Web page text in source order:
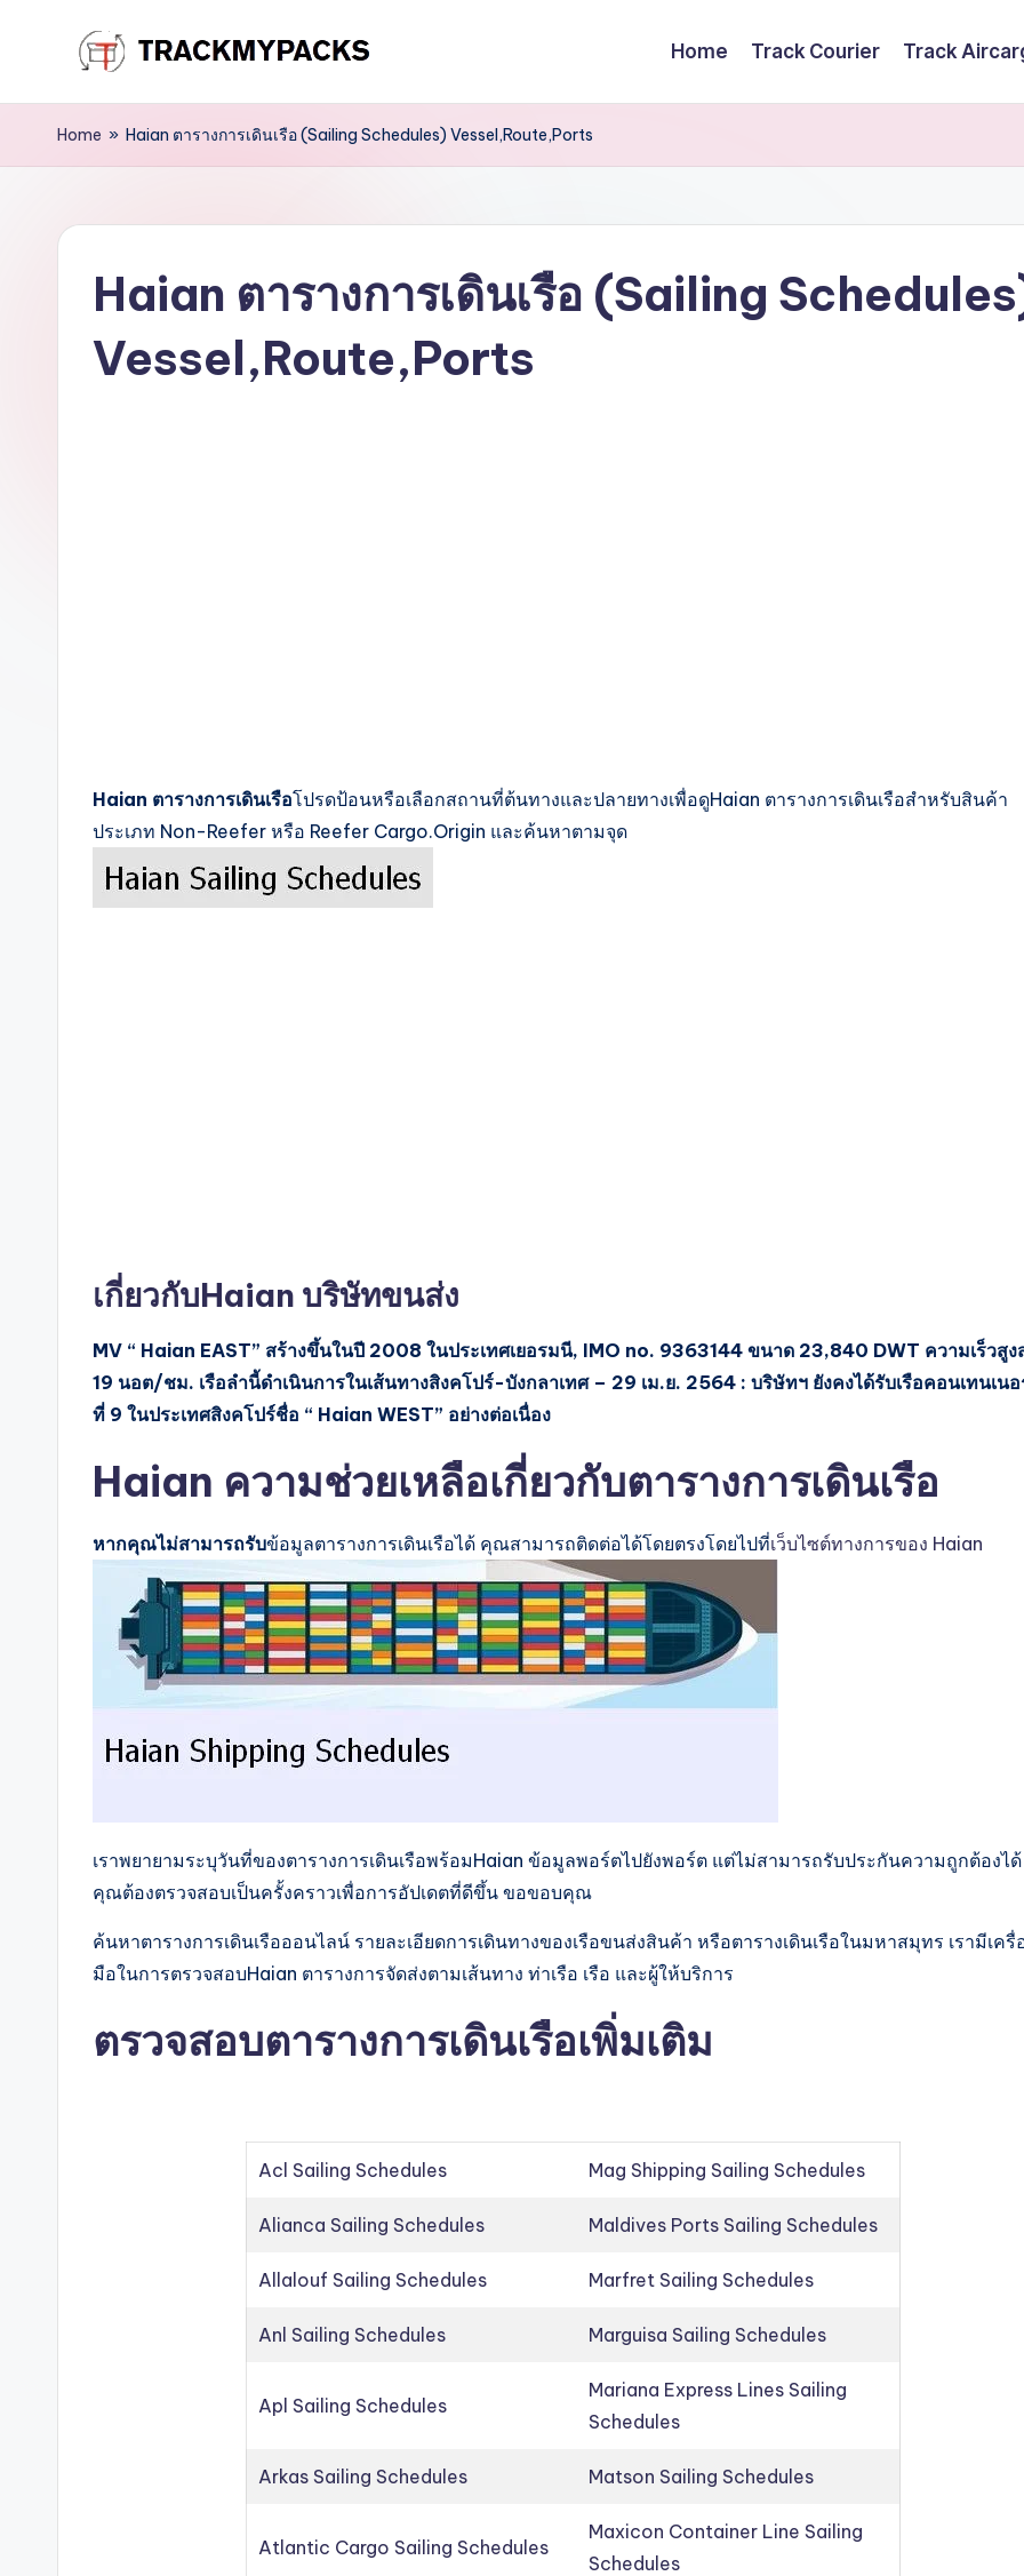
content
T
r
c
M
Home Track Courier Track
Home » Haian ตารางการเดินเรือ (Sailing Schedules) Vessel,Route,Ports
Haian ตารางการเดินเรือ (Sailing
Vessel,Route,Ports
Haian ตารางการเดินเรือโปรดป้อนหรือเลือกสถานที่ต้นทางและปลายทางเพื่อดูHaian ตารางการเดินเรือสำหรับสินค้า
ประเภท Non-Reefer หรือ Reefer Cargo.Origin และค้นหาตามจุด
เกี่ยวกับHaian บริษัทขนส่ง
MV “ Haian EAST” สร้างขึ้นในปี 2008 ในประเทศเยอรมนี, IMO no. 9363144 ขนาด 23,840 DWT ความเร็วสูง
19 นอต/ชม. เรือลำนี้ดำเนินการในเส้นทางสิงคโปร์-บังกลาเทศ – 29 เม.ย. 2564 : บริษัทฯ ยังคงได้รับเรือคอนเทนเน
ที่ 9 ในประเทศสิงคโปร์ชื่อ “ Haian WEST” อย่างต่อเนื่อง
Haian ความช่วยเหลือเกี่ยวกับตารางการเดินเรือ
หากคุณไม่สามารถรับข้อมูลตารางการเดินเรือได้ คุณสามารถติดต่อได้โดยตรงโดยไปที่เว็บไซต์ทางการของ Haian
เราพยายามระบุวันที่ของตารางการเดินเรือพร้อมHaian ข้อมูลพอร์ตไปยังพอร์ต แต่ไม่สามารถรับประกันความถูกต้องได้
คุณต้องตรวจสอบเป็นครั้งคราวเพื่อการอัปเดตที่ดีขึ้น ขอขอบคุณ
ค้นหาตารางการเดินเรือออนไลน์ รายละเอียดการเดินทางของเรือขนส่งสินค้า หรือตารางเดินเรือในมหาสมุทร เรามีเครื่
มือในการตรวจสอบHaian ตารางการจัดส่งตามเส้นทาง ท่าเรือ เรือ และผู้ให้บริการ
ตรวจสอบตารางการเดินเรือเพิ่มเติม
Acl Sailing Schedules Mag Shipping Sailing Schedules
Alianca Sailing Schedules Maldives Ports Sailing Schedules
Allalouf Sailing Schedules Marfret Sailing Schedules
Anl Sailing Schedules Marguisa Sailing Schedules
Apl Sailing Schedules
Mariana Express Lines Sailing
Schedules
Arkas Sailing Schedules Matson Sailing Schedules
Atlantic Cargo Sailing Schedules
Maxicon Container Line Sailing
Schedules